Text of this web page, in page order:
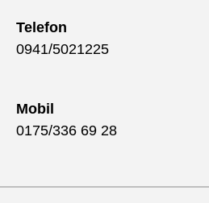
Telefon
0941/5021225
Mobil
0175/336 69 28